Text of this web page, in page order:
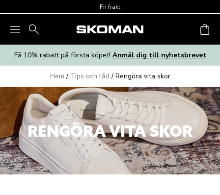
Fri frakt
Få 10% rabatt på första köpet! Anmäl dig till nyhetsbrevet
Hem / Tips och råd / Rengöra vita skor
RENGÖRA VITA SKOR